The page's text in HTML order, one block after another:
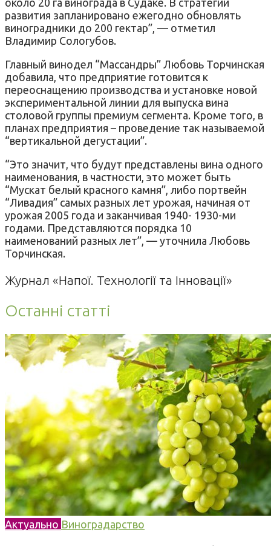
развития запланировано ежегодно обновлять
виноградники до 200 гектар”, — отметил
Владимир Сологубов.
Главный винодел “Массандры” Любовь Торчинская
добавила, что предприятие готовится к
переоснащению производства и установке новой
экспериментальной линии для выпуска вина
столовой группы премиум сегмента. Кроме того, в
планах предприятия – проведение так называемой
“вертикальной дегустации”.
“Это значит, что будут представлены вина одного
наименования, в частности, это может быть
“Мускат белый красного камня”, либо портвейн
“Ливадия” самых разных лет урожая, начиная от
урожая 2005 года и заканчивая 1940- 1930-ми
годами. Представляются порядка 10
наименований разных лет”, — уточнила Любовь
Торчинская.
Журнал «Напої. Технології та Інновації»
Останні статті
Актуально Виноградарство